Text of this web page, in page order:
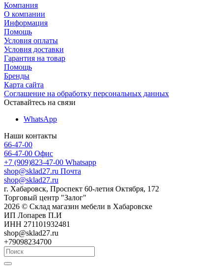
Компания
О компании
Информация
Помощь
Условия оплаты
Условия доставки
Гарантия на товар
Помощь
Бренды
Карта сайта
Соглашение на обработку персональных данных
Оставайтесь на связи
WhatsApp
Наши контакты
66-47-00
66-47-00 Офис
+7 (909)823-47-00 Whatsapp
shop@sklad27.ru Почта
shop@sklad27.ru
г. Хабаровск, Проспект 60-летия Октября, 172
Торговый центр "Залог"
2026 © Склад магазин мебели в Хабаровске
ИП Лопарев П.И
ИНН 271101932481
shop@sklad27.ru
+79098234700